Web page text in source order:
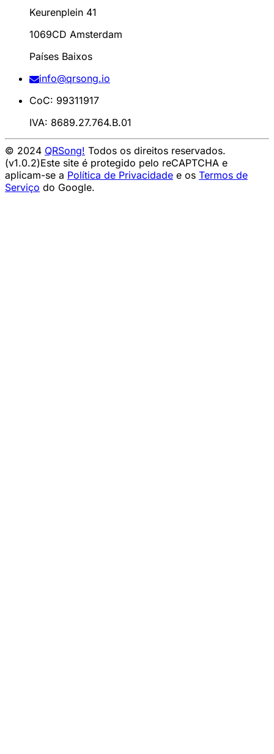
Keurenplein 41
1069CD Amsterdam
Países Baixos
info@qrsong.io
CoC: 99311917
IVA: 8689.27.764.B.01
© 2024 QRSong! Todos os direitos reservados.
(v1.0.2)Este site é protegido pelo reCAPTCHA e
aplicam-se a Política de Privacidade e os Termos de
Serviço do Google.